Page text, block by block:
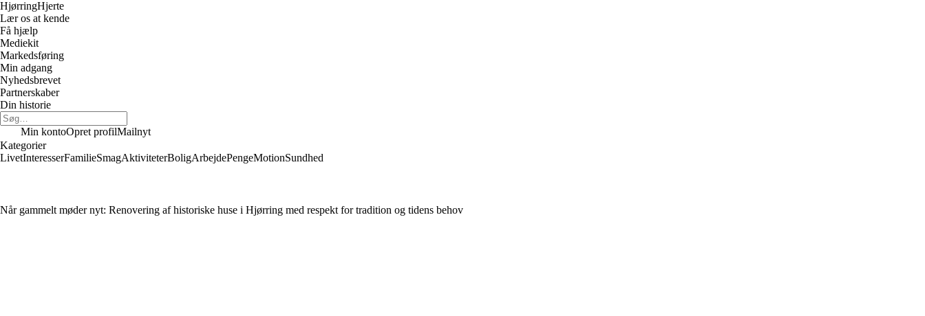
HjørringHjerte
Lær os at kende
Få hjælp
Mediekit
Markedsføring
Min adgang
Nyhedsbrevet
Partnerskaber
Din historie
Min kontoOpret profilMailnyt
Kategorier
LivetInteresserFamilieSmagAktiviteterBoligArbejdePengeMotionSundhed
Når gammelt møder nyt: Renovering af historiske huse i Hjørring med respekt for tradition og tidens behov